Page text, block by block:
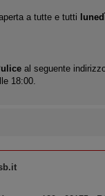
a tutte e tutti
al seguente
18:00.